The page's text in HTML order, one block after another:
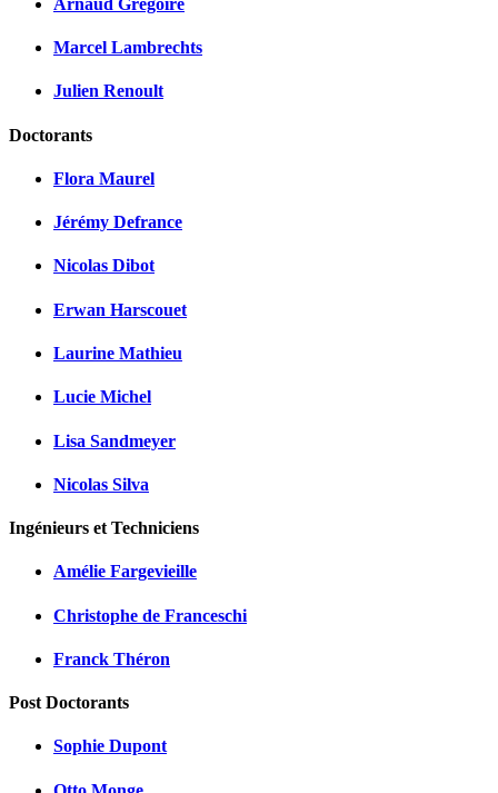
Marcel Lambrechts
Julien Renoult
Doctorants
Flora Maurel
Jérémy Defrance
Nicolas Dibot
Erwan Harscouet
Laurine Mathieu
Lucie Michel
Lisa Sandmeyer
Nicolas Silva
Ingénieurs et Techniciens
Amélie Fargevieille
Christophe de Franceschi
Franck Théron
Post Doctorants
Sophie Dupont